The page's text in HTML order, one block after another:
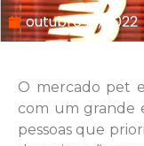
outubro 10, 2022
O mercado pet
com um grande
pessoas que